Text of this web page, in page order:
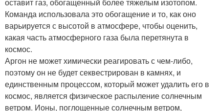
Команда использовала это обогащение и то, как оно
варьируется с высотой в атмосфере, чтобы оценить,
какая часть атмосферного газа была перетянута в
космос.
Аргон не может химически реагировать с чем-либо,
поэтому он не будет секвестрирован в камнях, и
единственным процессом, который может удалить его в
космос, является физическое распыление солнечным
ветром. Ионы, поглощенные солнечным ветром,